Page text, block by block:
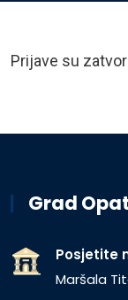
Prijave su
Grad
Posjetite
Maršala